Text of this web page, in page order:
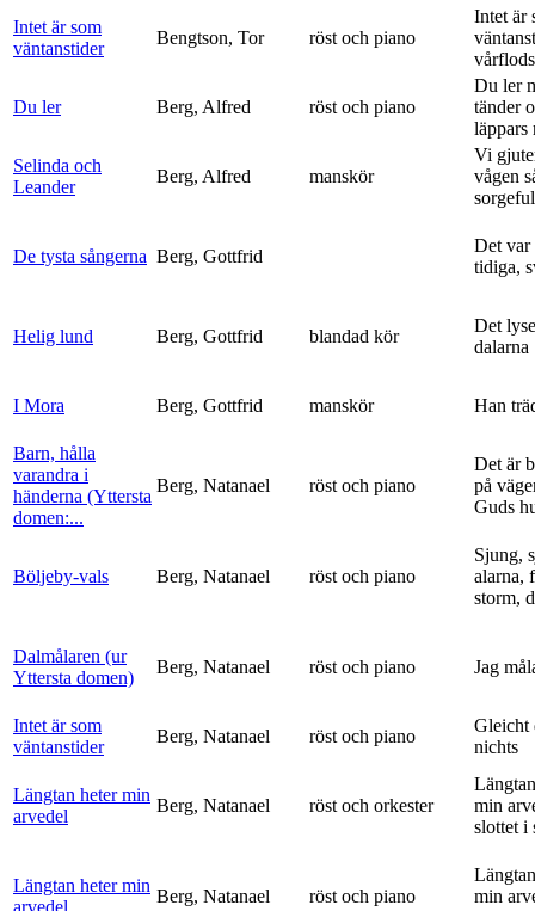
Intet är som
väntanstider
Bengtson, Tor röst och piano
Intet är
Du ler Berg, Alfred röst och piano
Du ler
tänder
läppars
Selinda och
Leander
Berg, Alfred manskör
Vi
vågen
De tysta sångerna Berg, Gottfrid
Det var
tidiga,
Helig lund Berg, Gottfrid blandad kör
Det
dalarna
I Mora Berg, Gottfrid manskör Han
Barn, hålla
varandra i
händerna (Yttersta
domen:...
Berg, Natanael röst och piano
Det är
på
Guds
Böljeby-vals Berg, Natanael röst och piano
Sjung,
alarna,
storm,
Dalmålaren (ur
Yttersta domen)
Berg, Natanael röst och piano Jag
Intet är som
väntanstider
Berg, Natanael röst och piano
Gleicht
nichts
Längtan heter min
arvedel
Berg, Natanael röst och orkester
min
slottet i
Längtan heter min
arvedel
Berg, Natanael röst och piano
min